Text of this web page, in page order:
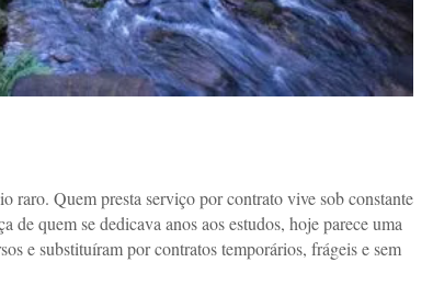
raro. Quem presta serviço por contrato vive sob constante
de quem se dedicava anos aos estudos, hoje parece uma
e substituíram por contratos temporários, frágeis e sem